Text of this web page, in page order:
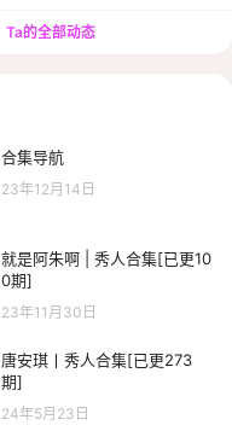
Ta的全部动态
合集导航
23年12月14日
就是阿朱啊 | 秀人合集[已更10
0期]
23年11月30日
唐安琪丨秀人合集[已更273
期]
24年5月23日